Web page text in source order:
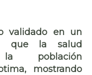
validado en un
que
la salud
población
, mostrando